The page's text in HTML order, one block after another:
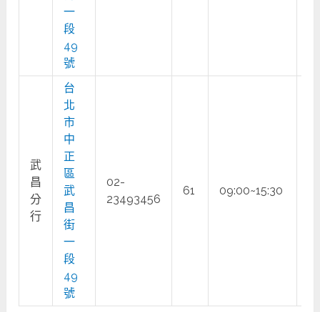
一
段
49
號
武
昌
分
行
台
北
市
中
正
區
武
昌
街
一
段
49
號
02-
23493456
61 09:00~15:30